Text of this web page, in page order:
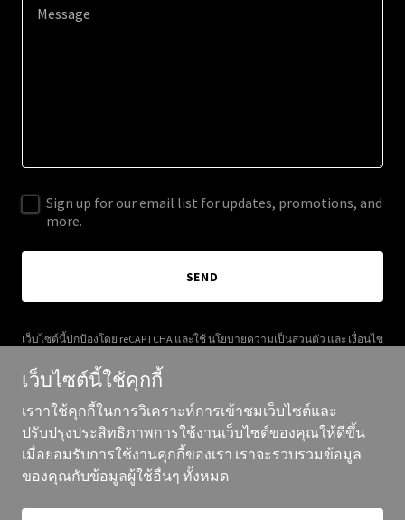
Sign up for our email list for updates, promotions, and
more.
SEND
เว็บไซต์นี้ปกป้องโดย reCAPTCHA และใช้นโยบายความเป็นส่วนตัว และ เงื่อนไข
ลิขสิทธิ์ ©2026 getqova.com - สงวนสิทธิ์ทุกประการ
เว็บไซต์นี้ใช้คุกกี้
เราาใช้คุกกี้ในการวิเคราะห์การเข้าชมเว็บไซต์และ
ปรับปรุงประสิทธิภาพการใช้งานเว็บไซต์ของคุณให้ดีขึ้น
เมื่อยอมรับการใช้งานคุกกี้ของเรา เราจะรวบรวมข้อมูล
ของคุณกับข้อมูลผู้ใช้อื่นๆ ทั้งหมด